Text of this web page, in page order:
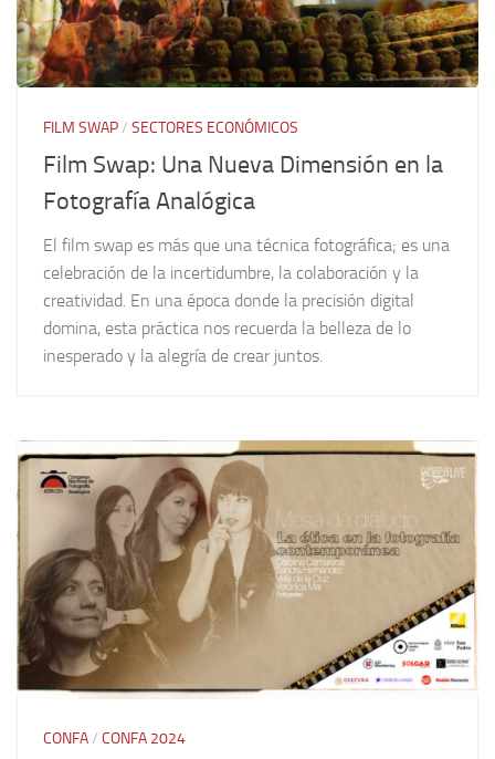
FILM SWAP/ SECTORES ECONÓMICOS
Film Swap: Una Nueva Dimensión en la
Fotografía Analógica
El film swap es más que una técnica fotográfica; es una
celebración de la incertidumbre, la colaboración y la
creatividad. En una época donde la precisión digital
domina, esta práctica nos recuerda la belleza de lo
inesperado y la alegría de crear juntos.
CONFA/ CONFA 2024